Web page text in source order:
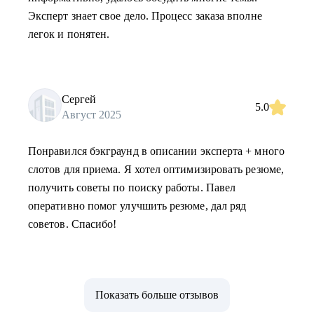
Эксперт знает свое дело. Процесс заказа вполне
легок и понятен.
Сергей
Август 2025
5.0
Понравился бэкграунд в описании эксперта + много
слотов для приема. Я хотел оптимизировать резюме,
получить советы по поиску работы. Павел
оперативно помог улучшить резюме, дал ряд
советов. Спасибо!
Показать больше отзывов